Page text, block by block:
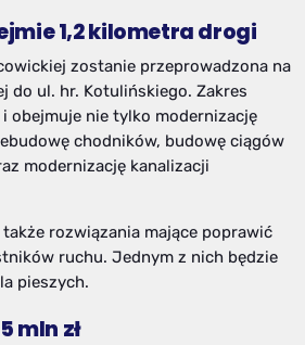
1,2 kilometra drogi
zostanie przeprowadzona na
do ul. hr. Kotulińskiego. Zakres
obejmuje nie tylko modernizację
chodników, budowę ciągów
modernizację kanalizacji
także rozwiązania mające poprawić
ruchu. Jednym z nich będzie
pieszych.
mln zł